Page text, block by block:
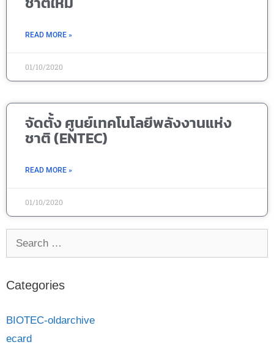
READ MORE »
01/10/2020
จัดตั้ง ศูนย์เทคโนโลยีพลังงานแห่ง
ชาติ (ENTEC)
READ MORE »
01/10/2020
Categories
BIOTEC-oldarchive
ecard